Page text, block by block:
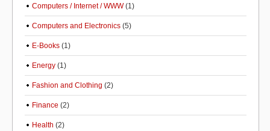
Computers / Internet / WWW(1)
Computers and Electronics (5)
E-Books (1)
Energy (1)
Fashion and Clothing (2)
Finance (2)
Health (2)